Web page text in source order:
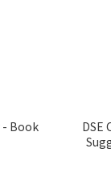
Book
DSE